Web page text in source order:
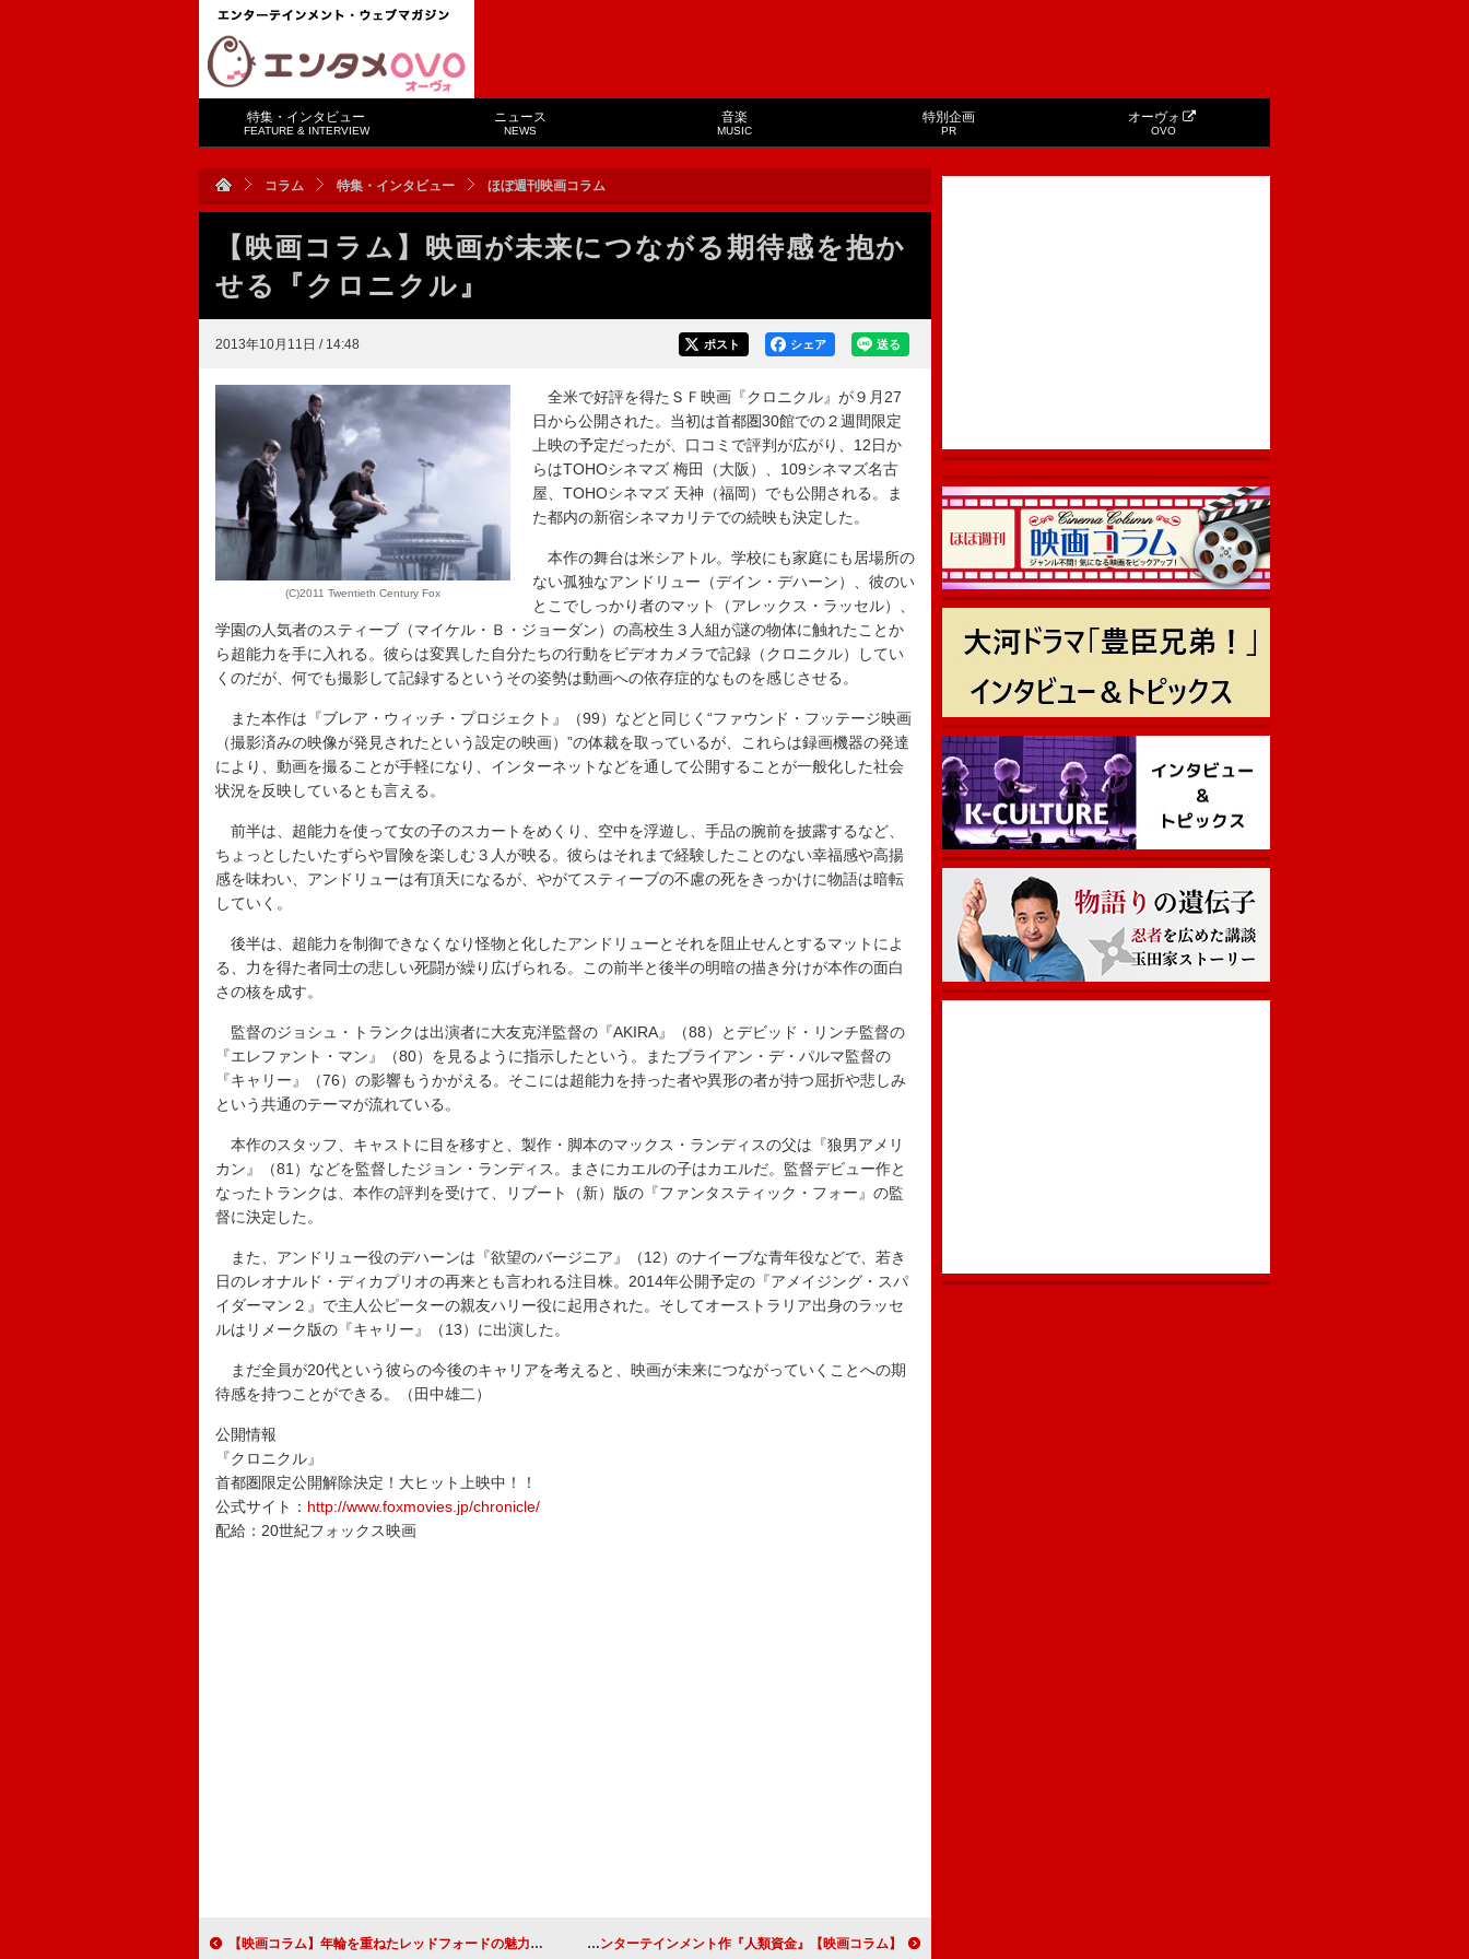
特集・インタビュー
FEATURE & INTERVIEW
ニュース
NEWS
音楽
MUSIC
特別企画
PR
オーヴォ
OVO
コラム 特集・インタビュー ほぼ週刊映画コラム
【映画コラム】映画が未来につながる期待感を抱か
せる『クロニクル』
2013年10月11日 / 14:48 送る
シェア
ポスト
(C)2011 Twentieth Century Fox
全米で好評を得たＳＦ映画『クロニクル』が９月27
日から公開された。当初は首都圏30館での２週間限定
上映の予定だったが、口コミで評判が広がり、12日か
らはTOHOシネマズ 梅田（大阪）、109シネマズ名古
屋、TOHOシネマズ 天神（福岡）でも公開される。ま
た都内の新宿シネマカリテでの続映も決定した。
本作の舞台は米シアトル。学校にも家庭にも居場所の
ない孤独なアンドリュー（デイン・デハーン）、彼のい
とこでしっかり者のマット（アレックス・ラッセル）、
学園の人気者のスティーブ（マイケル・Ｂ・ジョーダン）の高校生３人組が謎の物体に触れたことか
ら超能力を手に入れる。彼らは変異した自分たちの行動をビデオカメラで記録（クロニクル）してい
くのだが、何でも撮影して記録するというその姿勢は動画への依存症的なものを感じさせる。
また本作は『ブレア・ウィッチ・プロジェクト』（99）などと同じく“ファウンド・フッテージ映画
（撮影済みの映像が発見されたという設定の映画）”の体裁を取っているが、これらは録画機器の発達
により、動画を撮ることが手軽になり、インターネットなどを通して公開することが一般化した社会
状況を反映しているとも言える。
前半は、超能力を使って女の子のスカートをめくり、空中を浮遊し、手品の腕前を披露するなど、
ちょっとしたいたずらや冒険を楽しむ３人が映る。彼らはそれまで経験したことのない幸福感や高揚
感を味わい、アンドリューは有頂天になるが、やがてスティーブの不慮の死をきっかけに物語は暗転
していく。
後半は、超能力を制御できなくなり怪物と化したアンドリューとそれを阻止せんとするマットによ
る、力を得た者同士の悲しい死闘が繰り広げられる。この前半と後半の明暗の描き分けが本作の面白
さの核を成す。
監督のジョシュ・トランクは出演者に大友克洋監督の『AKIRA』（88）とデビッド・リンチ監督の
『エレファント・マン』（80）を見るように指示したという。またブライアン・デ・パルマ監督の
『キャリー』（76）の影響もうかがえる。そこには超能力を持った者や異形の者が持つ屈折や悲しみ
という共通のテーマが流れている。
本作のスタッフ、キャストに目を移すと、製作・脚本のマックス・ランディスの父は『狼男アメリ
カン』（81）などを監督したジョン・ランディス。まさにカエルの子はカエルだ。監督デビュー作と
なったトランクは、本作の評判を受けて、リブート（新）版の『ファンタスティック・フォー』の監
督に決定した。
また、アンドリュー役のデハーンは『欲望のバージニア』（12）のナイーブな青年役などで、若き
日のレオナルド・ディカプリオの再来とも言われる注目株。2014年公開予定の『アメイジング・スパ
イダーマン２』で主人公ピーターの親友ハリー役に起用された。そしてオーストラリア出身のラッセ
ルはリメーク版の『キャリー』（13）に出演した。
まだ全員が20代という彼らの今後のキャリアを考えると、映画が未来につながっていくことへの期
待感を持つことができる。（田中雄二）
公開情報
『クロニクル』
首都圏限定公開解除決定！大ヒット上映中！！
公式サイト： http://www.foxmovies.jp/chronicle/
配給：20世紀フォックス映画
【映画コラム】年輪を重ねたレッドフォードの魅力がにじみ出る『ランナウェイ／逃亡者』 【映画コラム】現代の社会派エンターテインメント作『人類資金』